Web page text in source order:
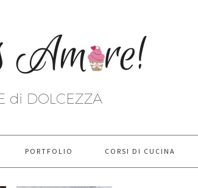
PORTFOLIO CORSI DI CUCINA